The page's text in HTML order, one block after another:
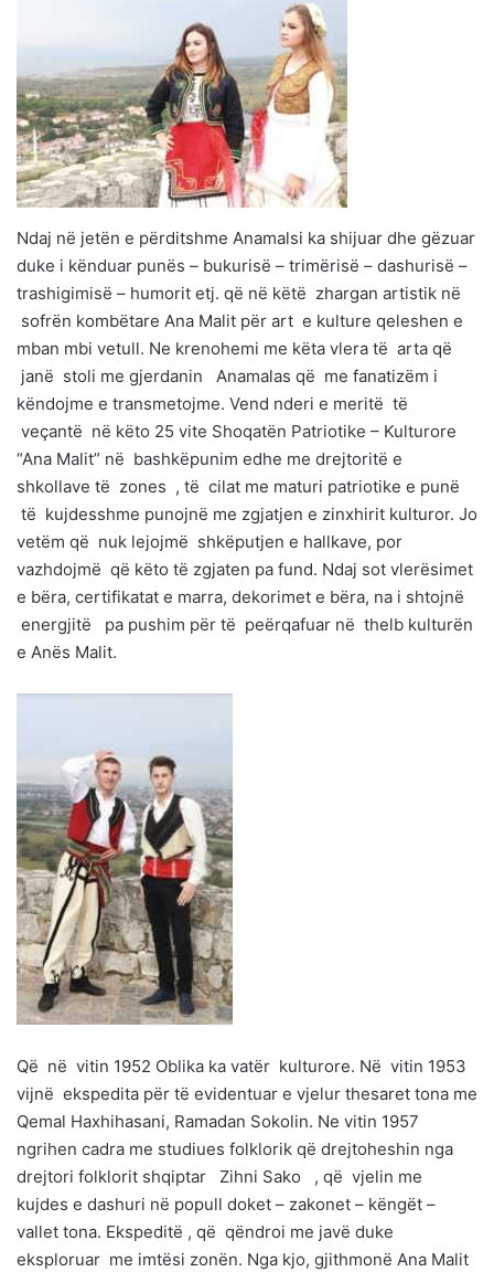
Ndaj në jetën e përditshme Anamalsi ka shijuar dhe gëzuar
duke i kënduar punës – bukurisë – trimërisë – dashurisë –
trashigimisë – humorit etj. që në këtë zhargan artistik në
sofrën kombëtare Ana Malit për art e kulture qeleshen e
mban mbi vetull. Ne krenohemi me këta vlera të arta që
janë stoli me gjerdanin Anamalas që me fanatizëm i
këndojme e transmetojme. Vend nderi e meritë të
veçantë në këto 25 vite Shoqatën Patriotike – Kulturore
“Ana Malit” në bashkëpunim edhe me drejtoritë e
shkollave të zones , të cilat me maturi patriotike e punë
të kujdesshme punojnë me zgjatjen e zinxhirit kulturor. Jo
vetëm që nuk lejojmë shkëputjen e hallkave, por
vazhdojmë që këto të zgjaten pa fund. Ndaj sot vlerësimet
e bëra, certifikatat e marra, dekorimet e bëra, na i shtojnë
energjitë pa pushim për të peërqafuar në thelb kulturën
e Anës Malit.
Që në vitin 1952 Oblika ka vatër kulturore. Në vitin 1953
vijnë ekspedita për të evidentuar e vjelur thesaret tona me
Qemal Haxhihasani, Ramadan Sokolin. Ne vitin 1957
ngrihen cadra me studiues folklorik që drejtoheshin nga
drejtori folklorit shqiptar Zihni Sako , që vjelin me
kujdes e dashuri në popull doket – zakonet – këngët –
vallet tona. Ekspeditë , që qëndroi me javë duke
eksploruar me imtësi zonën. Nga kjo, gjithmonë Ana Malit